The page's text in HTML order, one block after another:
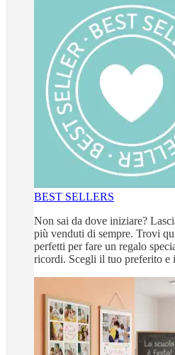
BEST SELLERS
Non sai da dove iniziare?
più venduti di sempre. Trovi
perfetti per fare un regalo
ricordi. Scegli il tuo preferito e